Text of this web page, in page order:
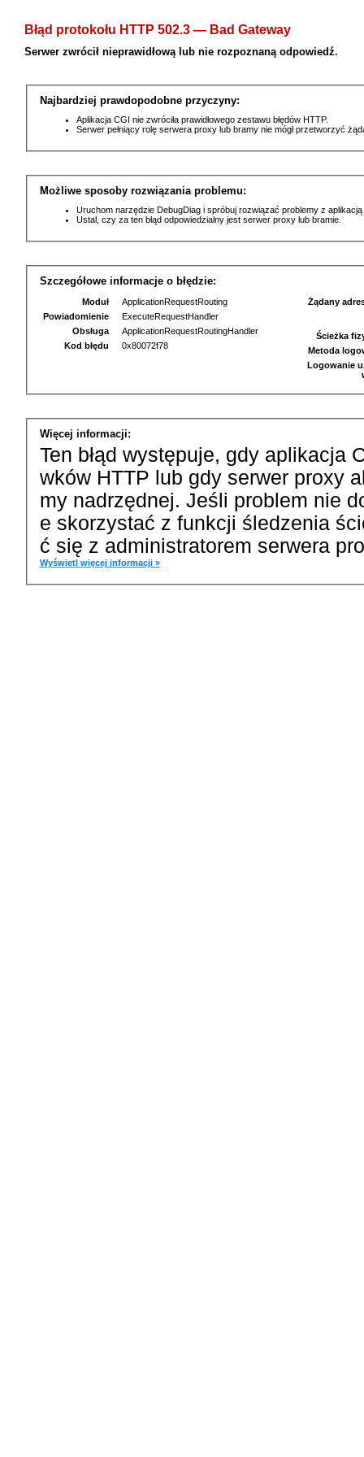
Błąd protokołu HTTP 502.3 — Bad Gateway
Serwer zwrócił nieprawidłową lub nie rozpoznaną odpowiedź.
Najbardziej prawdopodobne przyczyny:
Aplikacja CGI nie zwróciła prawidłowego zestawu błędów HTTP.
Serwer pełniący rolę serwera proxy lub bramy nie mógł przetworzyć
Możliwe sposoby rozwiązania problemu:
Uruchom narzędzie DebugDiag i spróbuj rozwiązać problemy z
Ustal, czy za ten błąd odpowiedzialny jest serwer proxy lub bramie.
Szczegółowe informacje o błędzie:
Moduł
ApplicationRequestRouting
Powiadomienie
ExecuteRequestHandler
Obsługa
ApplicationRequestRoutingHandler
Kod błędu
0x80072f78
Żądany
Ścieżka
Metoda
Logowanie
Więcej informacji:
Ten błąd występuje, gdy aplikacja
wków HTTP lub gdy serwer proxy
my nadrzędnej. Jeśli problem nie
e skorzystać z funkcji śledzenia
ć się z administratorem serwera
Wyświetl więcej informacji »